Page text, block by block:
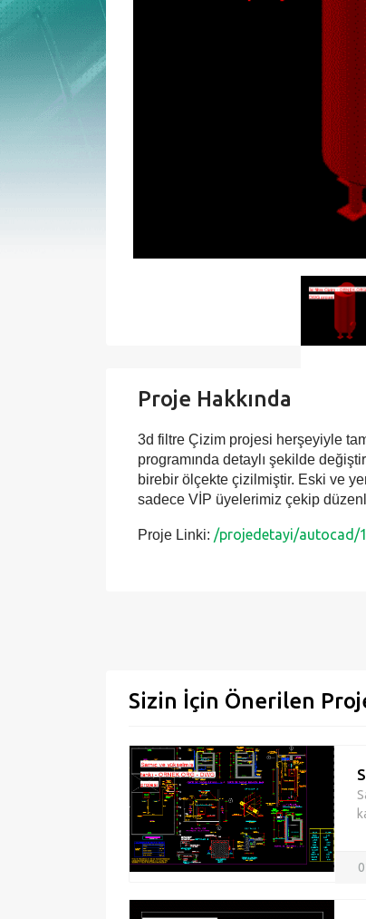
Proje Hakkında
3d filtre Çizim projesi herşeyiyle
programında detaylı şekilde
birebir ölçekte çizilmiştir. Eski ve
sadece VİP üyelerimiz çekip
Proje Linki: /projedetayi/autocad/
Sizin İçin Önerilen